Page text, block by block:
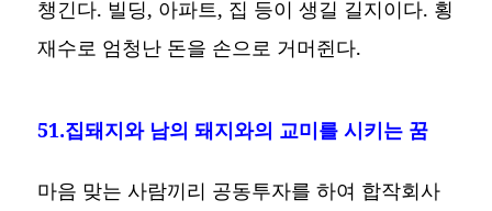
챙긴다. 빌딩, 아파트, 집 등이 생길 길지이다. 횡
재수로 엄청난 돈을 손으로 거머쥔다.
51.집돼지와 남의 돼지와의 교미를 시키는 꿈
마음 맞는 사람끼리 공동투자를 하여 합작회사